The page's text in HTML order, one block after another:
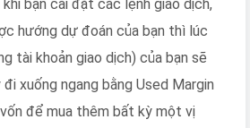
khi bạn cài đặt các lệnh giao dịch,
hướng dự đoán của bạn thì lúc
tài khoản giao dịch) của bạn sẽ
xuống ngang bằng Used Margin
để mua thêm bất kỳ một vị